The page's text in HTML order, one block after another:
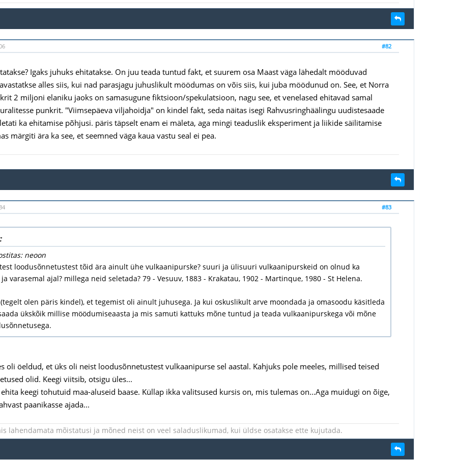
#82
Igaks juhuks ehitatakse. On juu teada tuntud fakt, et suurem osa Maast väga lähedalt mööduvad
alles siis, kui nad parasjagu juhuslikult möödumas on võis siis, kui juba möödunud on. See, et Norra
2 miljoni elaniku jaoks on samasugune fiktsioon/spekulatsioon, nagu see, et venelased ehitavad samal
punkrit. "Viimsepäeva viljahoidja" on kindel fakt, seda näitas isegi Rahvusringhäälingu uudistesaade
ka ehitamise põhjusi. päris täpselt enam ei mäleta, aga mingi teaduslik eksperiment ja liikide säilitamise
märgiti ära ka see, et seemned väga kaua vastu seal ei pea.
#83
neoon
loodusõnnetustest tõid ära ainult ühe vulkaanipurske? suuri ja ülisuuri vulkaanipurskeid on olnud ka
varasemal ajal? millega neid seletada? 79 - Vesuuv, 1883 - Krakatau, 1902 - Martinque, 1980 - St Helena.
olen päris kindel), et tegemist oli ainult juhusega. Ja kui oskuslikult arve moondada ja omasoodu käsitleda
ükskõik millise möödumiseaasta ja mis samuti kattuks mõne tuntud ja teada vulkaanipurskega või mõne
oli öeldud, et üks oli neist loodusõnnetustest vulkaanipurse sel aastal. Kahjuks pole meeles, millised teised
olid. Keegi viitsib, otsigu üles...
keegi tohutuid maa-aluseid baase. Küllap ikka valitsused kursis on, mis tulemas on...Aga muidugi on õige,
paanikasse ajada...
lahendamata mõistatusi ja mõned neist on veel saladuslikumad, kui üldse osatakse ette kujutada.